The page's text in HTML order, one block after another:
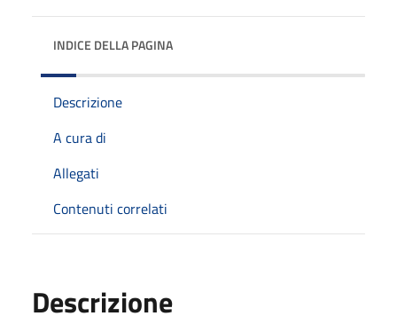
INDICE DELLA PAGINA
Descrizione
A cura di
Allegati
Contenuti correlati
Descrizione